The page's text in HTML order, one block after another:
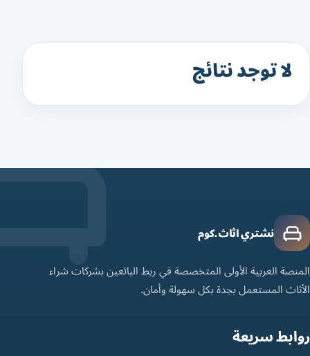
لا توجد نتائج
نشتري اثاث.كوم
المنصة العربية الأولى المتخصصة في ربط البائعين بشركات شراء
الأثاث المستعمل بجدة بكل سهولة وأمان.
روابط سريعة